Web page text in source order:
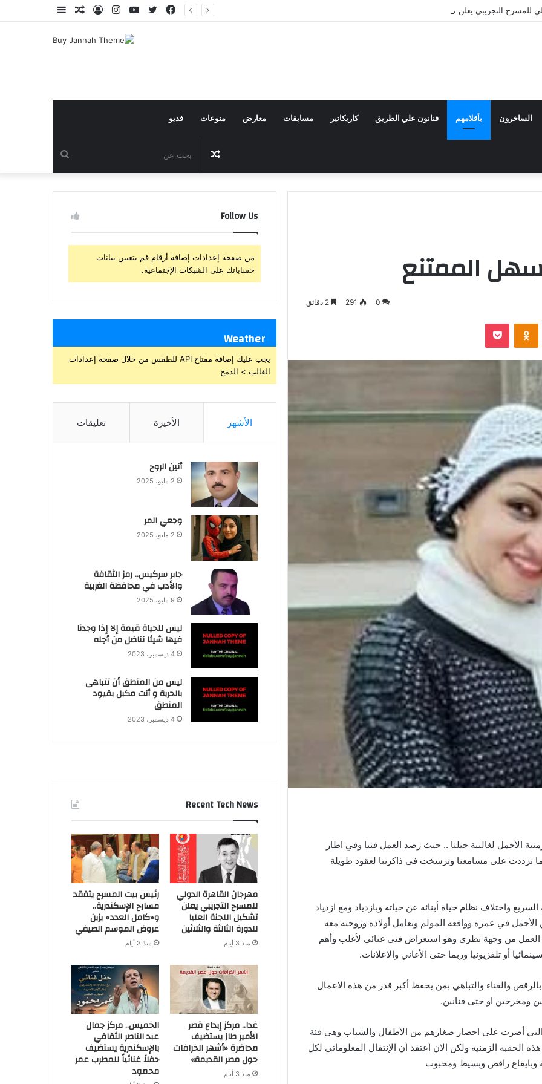
للمسرح التجريبي يعلن تشكيل اللجنة العليا للدورة الثالثة والثلاثين
مقال تسجيل
انستقرام يوتيوب تويتر
فيسبوك
الساخرون بأقلامهم فنانون علي الطريق كاريكاتير مسابقات معارض منوعات فديو
عن
مقال
عشوائي
0
291
الزمنية الأجمل لغالبية جيلنا .. حيث رصد العمل فنيا وفي اطار
ترددت على مسامعنا وترسخت في ذاكرتنا لعقود طويلة
واختلاف نظام حياة أبنائه عن حياته وبازدياد ومع ازدياد
في عمره وواقعه المؤلم وتعامل أولاده وزوجته معه
من وجهة نظري وهو استعراض فني غنائي لأغلب وأهم
أو تلفزيونيا وربما حتى الأغاني والإعلانات.
والغناء والتباهي بمن يحفظ أكبر قدر من هذه الاعمال
ومخرجين او حتى فنانين.
أصرت على احضار صغارهم من الأطفال والشباب وهي فئة
الزمنية ولكن الان أعتقد أن الإنتقال المعلوماتي لكل
وبايقاع راقص وبسيط ومحبوب
Follow Us
من صفحة إعدادات إضافة أرقام قم بتعيين بيانات
حساباتك على الشبكات الإجتماعية.
Weather
يجب عليك إضافة مفتاح API للطقس من خلال صفحة إعدادات
القالب > الدمج
الأشهر الأخيرة تعليقات
أنين الروح
2 مايو، 2025
وجعي المر
2 مايو، 2025
جابر سركيس.. رمز الثقافة
والأدب في محافظة الغربية
9 مايو، 2025
ليس للحياة قيمة إلا إذا وجدنا
فيها شيئا نناضل من أجله
4 ديسمبر، 2023
ليس من المنطق أن تتباهى
بالحرية و أنت مكبل بقيود
المنطق
4 ديسمبر، 2023
Recent Tech News
مهرجان القاهرة الدولي
للمسرح التجريبي يعلن
تشكيل اللجنة العليا
للدورة الثالثة والثلاثين
منذ 3 أيام
رئيس بيت المسرح يتفقد
مسارح الإسكندرية..
و«كامل العدد» يزين
عروض الموسم الصيفي
منذ 3 أيام
غدا.. مركز إبداع قصر
الأمير طاز يستضيف
محاضرة «أشهر الخرافات
حول مصر القديمة»
منذ 3 أيام
الخميس.. مركز جمال
عبد الناصر الثقافي
بالإسكندرية يستضيف
حفلاً غنائياً للمطرب عمر
محمود